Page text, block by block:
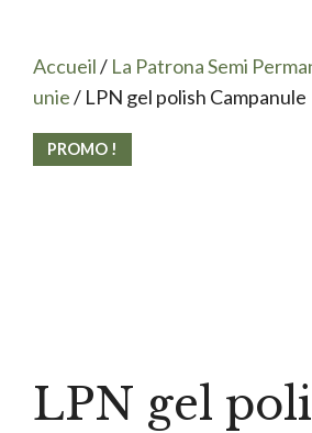
Accueil/ La Patrona Semi
unie/ LPN gel polish Campanule
PROMO !
LPN gel